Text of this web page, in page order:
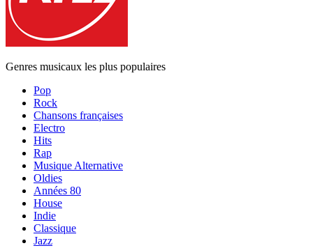
Genres musicaux les plus populaires
Pop
Rock
Chansons françaises
Electro
Hits
Rap
Musique Alternative
Oldies
Années 80
House
Indie
Classique
Jazz